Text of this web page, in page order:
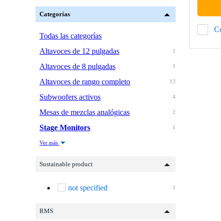
Categorías
Todas las categorías
1
Altavoces de 12 pulgadas
1
Altavoces de 8 pulgadas
13
Altavoces de rango completo
4
Subwoofers activos
2
Mesas de mezclas analógicas
1
Stage Monitors
Ver más
Sustainable product
1
not specified
RMS